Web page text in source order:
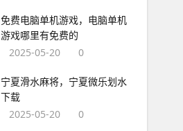
免费电脑单机游戏，电脑单机
游戏哪里有免费的
2025-05-20
0
宁夏滑水麻将，宁夏微乐划水
下载
2025-05-20
0